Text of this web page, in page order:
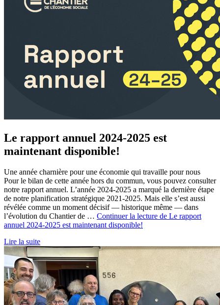
Le rapport annuel 2024-2025 est
maintenant disponible!
Une année charnière pour une économie qui travaille pour nous
Pour le bilan de cette année hors du commun, vous pouvez consulter
notre rapport annuel. L’année 2024-2025 a marqué la dernière étape
de notre planification stratégique 2021-2025. Mais elle s’est aussi
révélée comme un moment décisif — historique même — dans
l’évolution du Chantier de … Continuer la lecture de Le rapport
annuel 2024-2025 est maintenant disponible!
Lire la suite